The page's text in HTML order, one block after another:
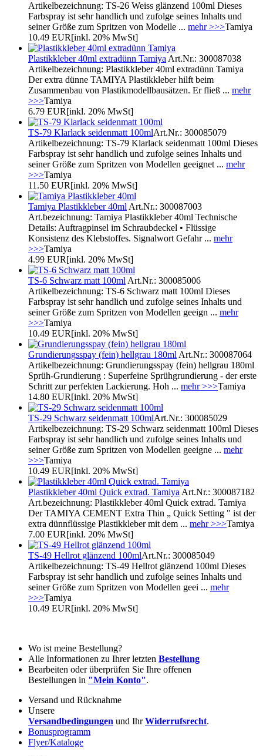
Artikelbezeichnung: TS-26 Weiss glänzend 100ml Dieses
Farbspray ist sehr handlich und zufolge seines Inhalts und
seiner Größe zum Spritzen von Modelle ... mehr >>>Tamiya
10.49 EUR[inkl. 20% MwSt]
Plastikkleber 40ml extradünn Tamiya Art.Nr.: 300087038
Artikelbezeichnung: Plastikkleber 40ml extradünn Tamiya
Der extra dünne TAMIYA Plastikkleber hilft beim
Zusammenbau von Plastikmodellbausätzen. Er fließ ... mehr
>>>Tamiya
6.79 EUR[inkl. 20% MwSt]
TS-79 Klarlack seidenmatt 100mlArt.Nr.: 300085079
Artikelbezeichnung: TS-79 Klarlack seidenmatt 100ml Dieses
Farbspray ist sehr handlich und zufolge seines Inhalts und
seiner Größe zum Spritzen von Modellen geeignet ... mehr
>>>Tamiya
11.50 EUR[inkl. 20% MwSt]
Tamiya Plastikkleber 40ml Art.Nr.: 300087003
Art.bezeichnung: Tamiya Plastikkleber 40ml Technische
Details: Auftragpinsel im Schraubdeckel • Flüssige
Konsistenz des Klebstoffes. Signalwort Gefahr ... mehr
>>>Tamiya
4.99 EUR[inkl. 20% MwSt]
TS-6 Schwarz matt 100ml Art.Nr.: 300085006
Artikelbezeichnung: TS-6 Schwarz matt 100ml Dieses
Farbspray ist sehr handlich und zufolge seines Inhalts und
seiner Größe zum Spritzen von Modellen geeign ... mehr
>>>Tamiya
10.49 EUR[inkl. 20% MwSt]
Grundierungsspay (fein) hellgrau 180ml Art.Nr.: 300087064
Artikelbezeichnung: Grundierungsspay (fein) hellgrau 180ml
Sprüh-Grundierung : Superfeine Sprühgrundierung - der erste
Schritt zur perfekten Lackierung. Hoh ... mehr >>>Tamiya
14.80 EUR[inkl. 20% MwSt]
TS-29 Schwarz seidenmatt 100mlArt.Nr.: 300085029
Artikelbezeichnung: TS-29 Schwarz seidenmatt 100ml Dieses
Farbspray ist sehr handlich und zufolge seines Inhalts und
seiner Größe zum Spritzen von Modellen geeigne ... mehr
>>>Tamiya
10.49 EUR[inkl. 20% MwSt]
Plastikkleber 40ml Quick extrad. Tamiya Art.Nr.: 300087182
Art.bezeichnung: Plastikkleber 40ml Quick extrad. Tamiya
Der TAMIYA CEMENT Extra Thin „ Quick Setting " ist der
extra dünnflüssige Plastikkleber mit dem ... mehr >>>Tamiya
7.00 EUR[inkl. 20% MwSt]
TS-49 Hellrot glänzend 100mlArt.Nr.: 300085049
Artikelbezeichnung: TS-49 Hellrot glänzend 100ml Dieses
Farbspray ist sehr handlich und zufolge seines Inhalts und
seiner Größe zum Spritzen von Modellen geei ... mehr
>>>Tamiya
10.49 EUR[inkl. 20% MwSt]
Wo ist meine Bestellung?
Alle Informationen zu Ihrer letzten Bestellung
Bearbeiten oder überprüfen Sie Ihre offenen
Bestellungen in "Mein Konto".
Versand und Rücknahme
Unsere
Versandbedingungen und IhrWiderrufsrecht.
Bonusprogramm
Flyer/Kataloge